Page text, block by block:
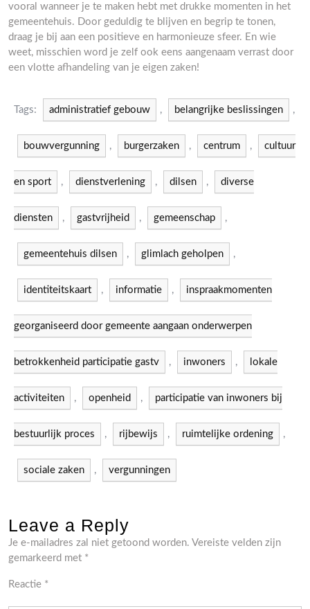
vooral wanneer je te maken hebt met drukke momenten in het
gemeentehuis. Door geduldig te blijven en begrip te tonen,
draag je bij aan een positieve en harmonieuze sfeer. En wie
weet, misschien word je zelf ook eens aangenaam verrast door
een vlotte afhandeling van je eigen zaken!
Tags: administratief gebouw , belangrijke beslissingen ,
bouwvergunning , burgerzaken , centrum , cultuur
en sport , dienstverlening , dilsen , diverse
diensten , gastvrijheid , gemeenschap ,
gemeentehuis dilsen , glimlach geholpen ,
identiteitskaart , informatie , inspraakmomenten
georganiseerd door gemeente aangaan onderwerpen
betrokkenheid participatie gastv , inwoners , lokale
activiteiten , openheid , participatie van inwoners bij
bestuurlijk proces , rijbewijs , ruimtelijke ordening ,
sociale zaken , vergunningen
Leave a Reply
Je e-mailadres zal niet getoond worden. Vereiste velden zijn
gemarkeerd met *
Reactie *